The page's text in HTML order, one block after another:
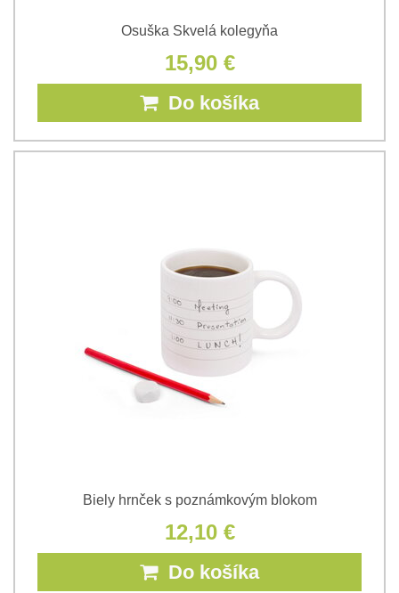
Osuška Skvelá kolegyňa
15,90 €
Do košíka
Biely hrnček s poznámkovým blokom
12,10 €
Do košíka